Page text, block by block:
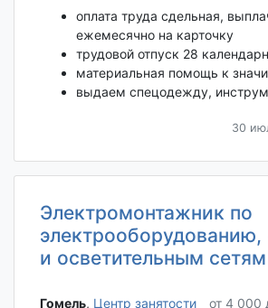
оплата труда сдельная,
ежемесячно на карточку
трудовой отпуск 28
материальная помощь к
выдаем спецодежду,
30
Электромонтажник по
и осветительным сетям
Гомель‎, Центр занятости от 4 000